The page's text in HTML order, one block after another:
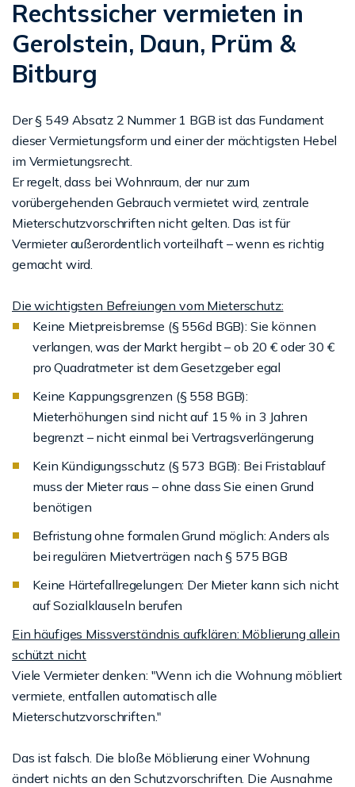
Rechtssicher vermieten in
Gerolstein, Daun, Prüm &
Bitburg
Der § 549 Absatz 2 Nummer 1 BGB ist das Fundament
dieser Vermietungsform und einer der mächtigsten Hebel
im Vermietungsrecht.
Er regelt, dass bei Wohnraum, der nur zum
vorübergehenden Gebrauch vermietet wird, zentrale
Mieterschutzvorschriften nicht gelten. Das ist für
Vermieter außerordentlich vorteilhaft – wenn es richtig
gemacht wird.
Die wichtigsten Befreiungen vom Mieterschutz:
Keine Mietpreisbremse (§ 556d BGB): Sie können
verlangen, was der Markt hergibt – ob 20 € oder 30 €
pro Quadratmeter ist dem Gesetzgeber egal
Keine Kappungsgrenzen (§ 558 BGB):
Mieterhöhungen sind nicht auf 15 % in 3 Jahren
begrenzt – nicht einmal bei Vertragsverlängerung
Kein Kündigungsschutz (§ 573 BGB): Bei Fristablauf
muss der Mieter raus – ohne dass Sie einen Grund
benötigen
Befristung ohne formalen Grund möglich: Anders als
bei regulären Mietverträgen nach § 575 BGB
Keine Härtefallregelungen: Der Mieter kann sich nicht
auf Sozialklauseln berufen
Ein häufiges Missverständnis aufklären: Möblierung allein
schützt nicht
Viele Vermieter denken: "Wenn ich die Wohnung möbliert
vermiete, entfallen automatisch alle
Mieterschutzvorschriften."
Das ist falsch. Die bloße Möblierung einer Wohnung
ändert nichts an den Schutzvorschriften. Die Ausnahme